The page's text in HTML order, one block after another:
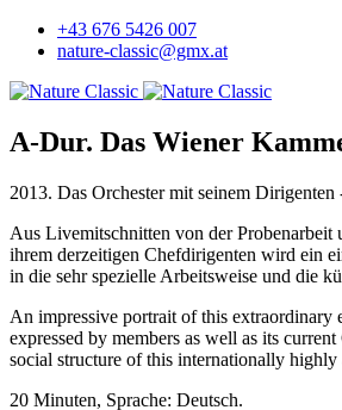
+43 676 5426 007
nature-classic@gmx.at
A-Dur. Das Wiener
2013. Das Orchester mit seinem
Aus Livemitschnitten von der
ihrem derzeitigen Chefdirigenten wird ein
in die sehr spezielle Arbeitsweise und die
An impressive portrait of this extraordinary
expressed by members as well as its
social structure of this internationally
20 Minuten, Sprache: Deutsch.